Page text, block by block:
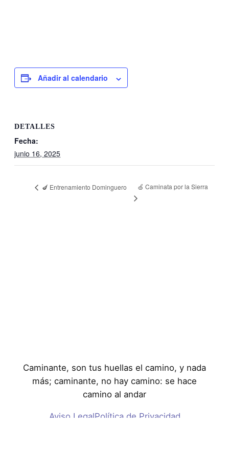
Añadir al calendario
DETALLES
Fecha:
junio 16, 2025
🍆 Entrenamiento Dominguero 🍏 Caminata por la Sierra
Caminante, son tus huellas el camino, y nada
más; caminante, no hay camino: se hace
camino al andar
Aviso LegalPolítica de Privacidad